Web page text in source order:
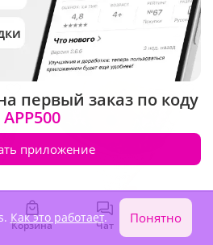
В наличии
2 970 ₽
Корзина Чат Войти
первый заказ по коду
APP500
приложение
Как это работает. Понятно